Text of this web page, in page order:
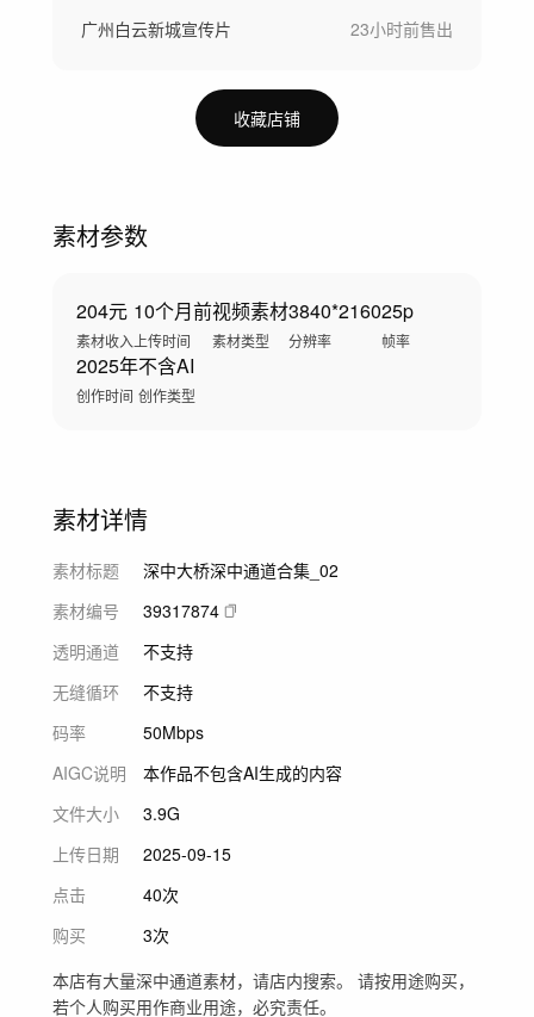
广州白云新城宣传片 23小时前售出
收藏店铺
素材参数
204元
素材收入
10个月前
上传时间
视频素材
素材类型
3840*2160
分辨率
25p
帧率
2025年
创作时间
不含AI
创作类型
素材详情
素材标题
深中大桥深中通道合集_02
素材编号
39317874
透明通道
不支持
无缝循环
不支持
码率
50Mbps
AIGC说明
本作品不包含AI生成的内容
文件大小
3.9G
上传日期
2025-09-15
点击
40次
购买
3次
本店有大量深中通道素材，请店内搜索。 请按用途购买，
若个人购买用作商业用途，必究责任。